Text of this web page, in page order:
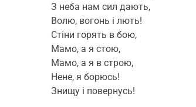
З неба нам сил дають,
Волю, вогонь і лють!
Стіни горять в бою,
Мамо, а я стою,
Мамо, а я в строю,
Нене, я борюсь!
Знищу і повернусь!